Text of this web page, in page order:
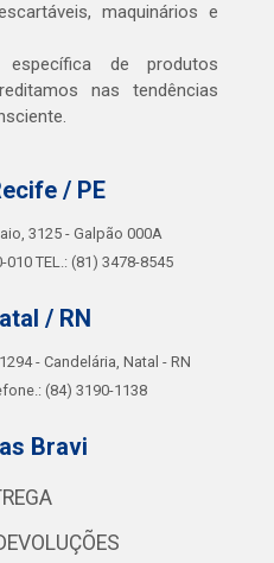
maquinários e
de produtos
nas tendências
/ PE
3125 - Galpão 000A
010 TEL.: (81) 3478-8545
/ RN
- Candelária, Natal - RN
(84) 3190-1138
Bravi